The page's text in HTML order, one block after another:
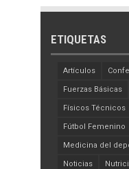
ETIQUETAS
Artículos
Fuerzas Básicas
Físicos Técnicos
Fútbol Femenino
Medicina del
Noticias